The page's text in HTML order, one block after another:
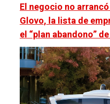
El negocio no
Glovo, la lista de
el “plan abandono”